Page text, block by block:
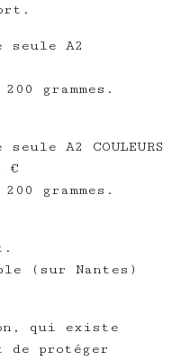
seule A2
grammes.
A2 COULEURS
€
grammes.
(sur Nantes)
qui existe
de protéger